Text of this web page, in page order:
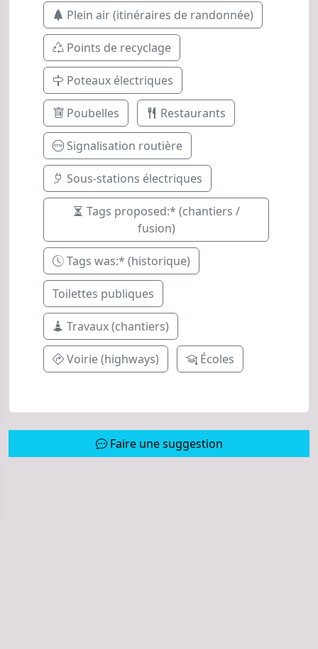
Plein air (itinéraires de randonnée)
Points de recyclage
Poteaux électriques
Poubelles Restaurants
Signalisation routière
Sous-stations électriques
Tags proposed:* (chantiers /
fusion)
Tags was:* (historique)
Toilettes publiques
Travaux (chantiers)
Voirie (highways) Écoles
Faire une suggestion